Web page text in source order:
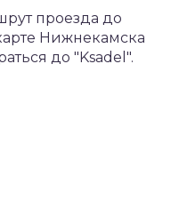
проезда до
Нижнекамска
до "Ksadel".